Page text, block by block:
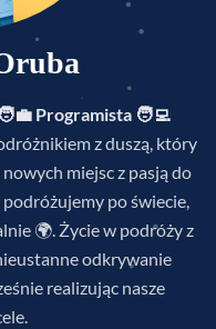
Programista 🧑‍💻
z duszą, który
miejsc z pasją do
po świecie,
🌍. Życie w podróży z
odkrywanie
realizując nasze